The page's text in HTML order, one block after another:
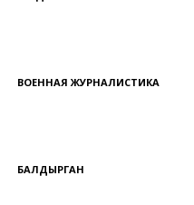
ВОЕННАЯ ЖУРНАЛИСТИКА
БАЛДЫРГАН